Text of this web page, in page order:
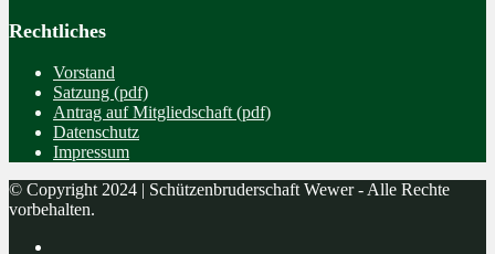
Rechtliches
Vorstand
Satzung (pdf)
Antrag auf Mitgliedschaft (pdf)
Datenschutz
Impressum
© Copyright 2024 | Schützenbruderschaft Wewer - Alle Rechte
vorbehalten.